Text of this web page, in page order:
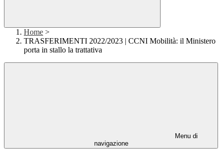
Home >
TRASFERIMENTI 2022/2023 | CCNI Mobilità: il Ministero
porta in stallo la trattativa
Menu di
navigazione